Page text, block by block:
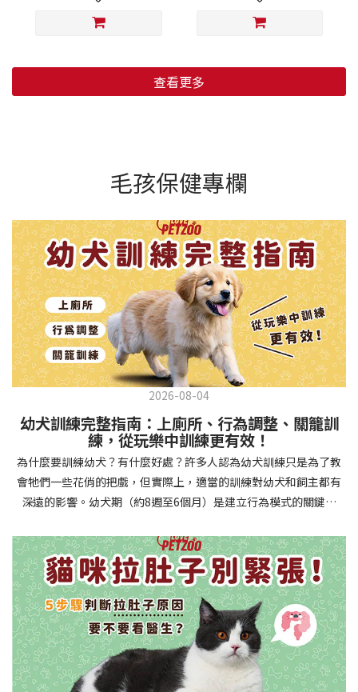
查看更多
毛孩保健專欄
2026-08-04
幼犬訓練完整指南：上廁所、行為調整、關籠訓
練，從玩樂中訓練更有效！
為什麼要訓練幼犬？有什麼好處？許多人認為幼犬訓練只是為了教
會牠們一些花俏的把戲，但實際上，適當的訓練對幼犬和飼主都有
深遠的影響。幼犬期（約8週至6個月）是建立行為模式的關鍵時
的行為問題，並建立人犬間的健康關係。 建立安全健康的生活環境
透過基礎訓練，幼犬能學會家居規則，避免危險行為和破壞家具。
像是「不」和「放下」等指令可以阻止幼犬咬電線或誤食有害物
質，有效降低居家意外風險。規律的如廁訓練則能養成良好衛生習
慣，讓家中環境保持乾淨舒適。增強溝通與信任關係訓練過程就像
建立一種共同語言，幫助你和幼犬更好地理解彼此。當幼犬學會回
應你的指令，不只增加了互動機會，也建立了主人作為領導者的地
位。正向獎勵式訓練更能培養幼犬對你的信任感，強化情感連結，